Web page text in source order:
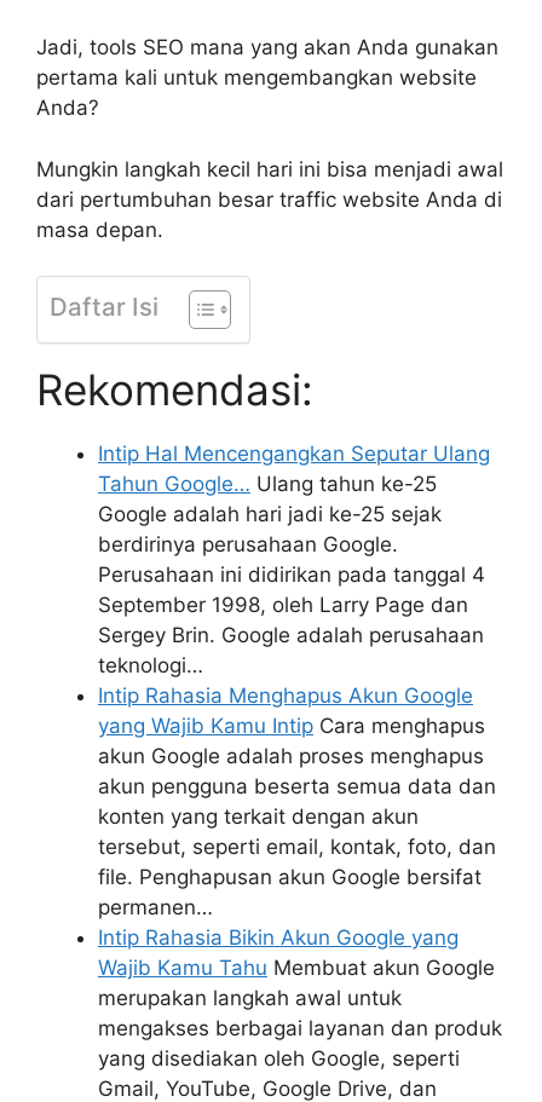
Jadi, tools SEO mana yang akan Anda gunakan
pertama kali untuk mengembangkan website
Anda?
Mungkin langkah kecil hari ini bisa menjadi awal
dari pertumbuhan besar traffic website Anda di
masa depan.
Daftar Isi
Rekomendasi:
Intip Hal Mencengangkan Seputar Ulang
Tahun Google… Ulang tahun ke-25
Google adalah hari jadi ke-25 sejak
berdirinya perusahaan Google.
Perusahaan ini didirikan pada tanggal 4
September 1998, oleh Larry Page dan
Sergey Brin. Google adalah perusahaan
teknologi…
Intip Rahasia Menghapus Akun Google
yang Wajib Kamu Intip Cara menghapus
akun Google adalah proses menghapus
akun pengguna beserta semua data dan
konten yang terkait dengan akun
tersebut, seperti email, kontak, foto, dan
file. Penghapusan akun Google bersifat
permanen…
Intip Rahasia Bikin Akun Google yang
Wajib Kamu Tahu Membuat akun Google
merupakan langkah awal untuk
mengakses berbagai layanan dan produk
yang disediakan oleh Google, seperti
Gmail, YouTube, Google Drive, dan